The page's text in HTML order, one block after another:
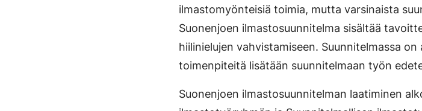
ilmastomyönteisiä toimia, mutta varsinaista
Suonenjoen ilmastosuunnitelma sisältää
hiilinielujen vahvistamiseen. Suunnitelmassa
toimenpiteitä lisätään suunnitelmaan työn
Suonenjoen ilmastosuunnitelman laatiminen